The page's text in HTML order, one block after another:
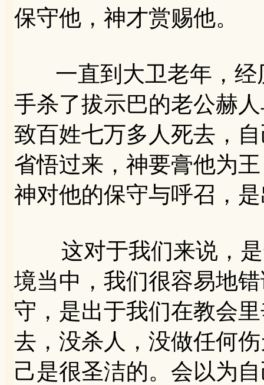
保守他，神才赏赐他。
一直到大卫老年，经
手杀了拔示巴的老公赫
致百姓七万多人死去，
省悟过来，神要膏他为
神对他的保守与呼召，
这对于我们来说，是
境当中，我们很容易地
守，是出于我们在教会
去，没杀人，没做任何
己是很圣洁的。会以为